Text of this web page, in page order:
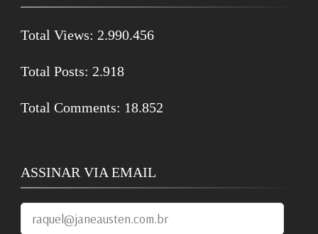
Total Views: 2.990.456
Total Posts: 2.918
Total Comments: 18.852
ASSINAR VIA EMAIL
raquel@janeausten.com.br